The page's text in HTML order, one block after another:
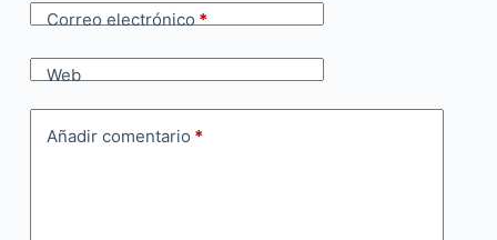
Correo electrónico *
Web
Añadir comentario *